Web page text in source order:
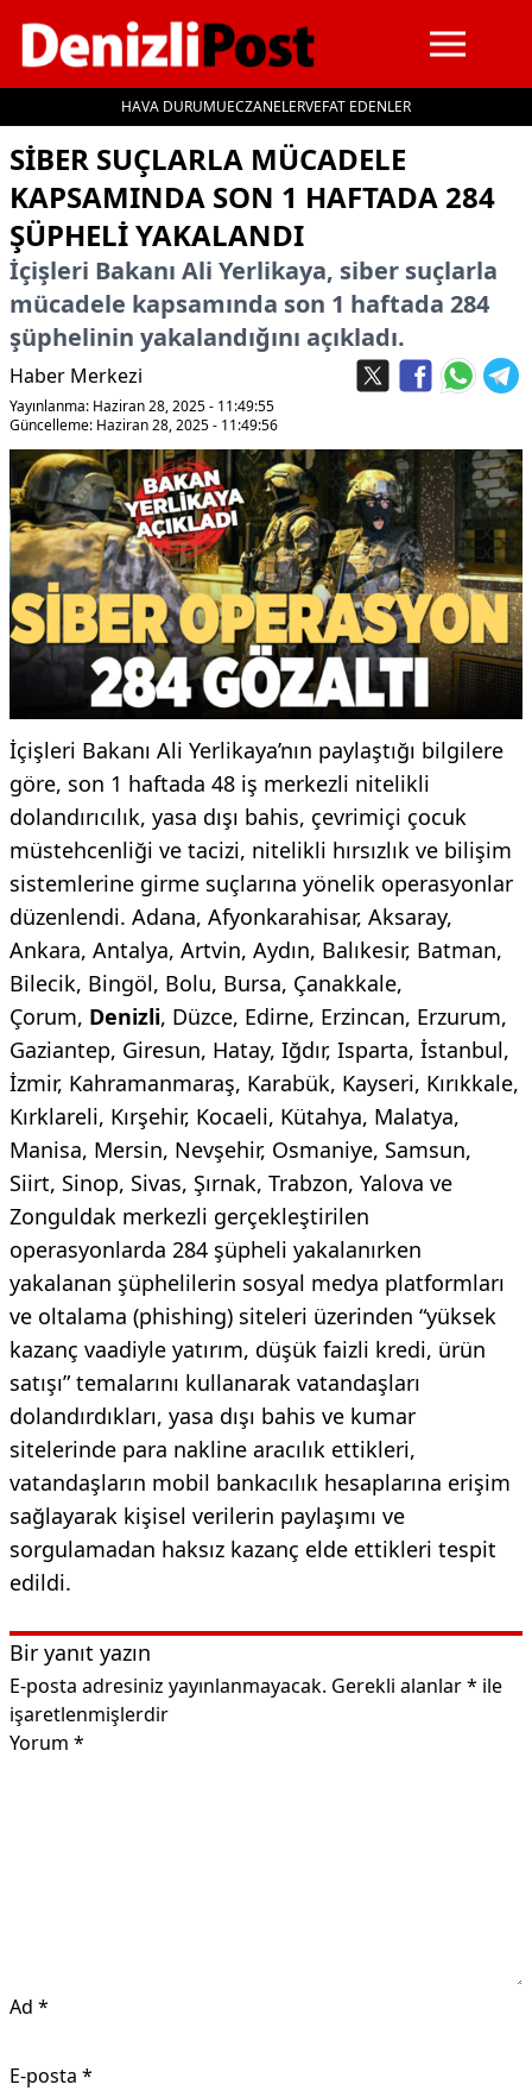
HAVA DURUMUECZANELERVEFAT EDENLER
İçeriğe geç
SIBER SUÇLARLA MÜCADELE
KAPSAMINDA SON 1 HAFTADA 284
ŞÜPHELI YAKALANDI
İçişleri Bakanı Ali Yerlikaya, siber suçlarla
mücadele kapsamında son 1 haftada 284
şüphelinin yakalandığını açıkladı.
Haber Merkezi
Yayınlanma: Haziran 28, 2025 - 11:49:55
Güncelleme: Haziran 28, 2025 - 11:49:56
İçişleri Bakanı Ali Yerlikaya’nın paylaştığı bilgilere
göre, son 1 haftada 48 iş merkezli nitelikli
dolandırıcılık, yasa dışı bahis, çevrimiçi çocuk
müstehcenliği ve tacizi, nitelikli hırsızlık ve bilişim
sistemlerine girme suçlarına yönelik operasyonlar
düzenlendi. Adana, Afyonkarahisar, Aksaray,
Ankara, Antalya, Artvin, Aydın, Balıkesir, Batman,
Bilecik, Bingöl, Bolu, Bursa, Çanakkale,
Çorum, Denizli, Düzce, Edirne, Erzincan, Erzurum,
Gaziantep, Giresun, Hatay, Iğdır, Isparta, İstanbul,
İzmir, Kahramanmaraş, Karabük, Kayseri, Kırıkkale,
Kırklareli, Kırşehir, Kocaeli, Kütahya, Malatya,
Manisa, Mersin, Nevşehir, Osmaniye, Samsun,
Siirt, Sinop, Sivas, Şırnak, Trabzon, Yalova ve
Zonguldak merkezli gerçekleştirilen
operasyonlarda 284 şüpheli yakalanırken
yakalanan şüphelilerin sosyal medya platformları
ve oltalama (phishing) siteleri üzerinden “yüksek
kazanç vaadiyle yatırım, düşük faizli kredi, ürün
satışı” temalarını kullanarak vatandaşları
dolandırdıkları, yasa dışı bahis ve kumar
sitelerinde para nakline aracılık ettikleri,
vatandaşların mobil bankacılık hesaplarına erişim
sağlayarak kişisel verilerin paylaşımı ve
sorgulamadan haksız kazanç elde ettikleri tespit
edildi.
Bir yanıt yazın
E-posta adresiniz yayınlanmayacak. Gerekli alanlar* ile
işaretlenmişlerdir
Yorum *
Ad *
E-posta *